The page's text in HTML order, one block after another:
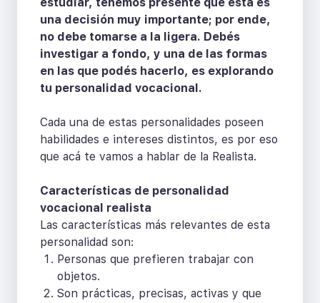
estudiar, tenemos presente que esta es
una decisión muy importante; por ende,
no debe tomarse a la ligera. Debés
investigar a fondo, y una de las formas
en las que podés hacerlo, es explorando
tu personalidad vocacional.
Cada una de estas personalidades poseen
habilidades e intereses distintos, es por eso
que acá te vamos a hablar de la Realista.
Características de personalidad
vocacional realista
Las características más relevantes de esta
personalidad son:
Personas que prefieren trabajar con
objetos.
Son prácticas, precisas, activas y que